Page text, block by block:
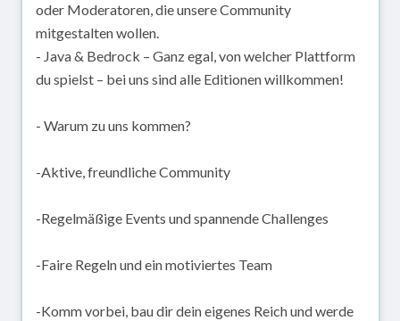
oder Moderatoren, die unsere Community
mitgestalten wollen.
- Java & Bedrock – Ganz egal, von welcher Plattform
du spielst – bei uns sind alle Editionen willkommen!
- Warum zu uns kommen?
-Aktive, freundliche Community
-Regelmäßige Events und spannende Challenges
-Faire Regeln und ein motiviertes Team
-Komm vorbei, bau dir dein eigenes Reich und werde